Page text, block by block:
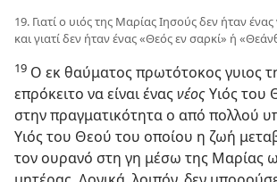
19. Γιατί ο υιός της Μαρίας Ιησούς δεν ήταν
και γιατί δεν ήταν ένας «Θεός εν σαρκί» ή
19 Ο εκ θαύματος πρωτότοκος γυιος
επρόκειτο να είναι ένας νέοςΥιός του
στην πραγματικότητα ο από πολλού
Υιός του Θεού του οποίου η ζωή
τον ουρανό στη γη μέσω της Μαρίας